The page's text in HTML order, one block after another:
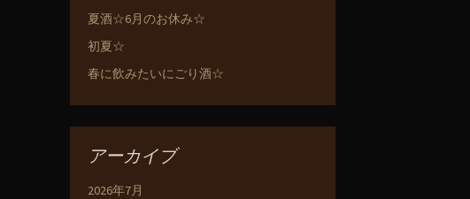
夏酒☆6月のお休み☆
初夏☆
春に飲みたいにごり酒☆
アーカイブ
2026年7月